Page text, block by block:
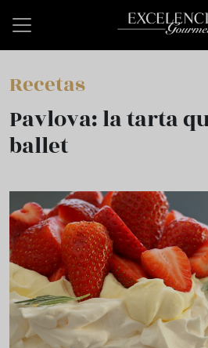
Recetas
Pavlova: la tarta
ballet